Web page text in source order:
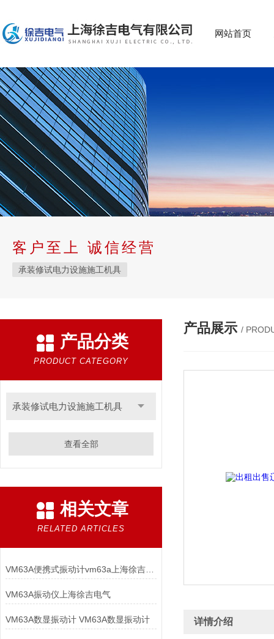
网站首页
客户至上 诚信经营
承装修试电力设施施工机具
产品分类
PRODUCT CATEGORY
承装修试电力设施施工机具
查看全部
相关文章
RELATED ARTICLES
VM63A便携式振动计vm63a上海徐吉电气
VM63A振动仪上海徐吉电气
VM63A数显振动计 VM63A数显振动计
产品展示 /
详情介绍